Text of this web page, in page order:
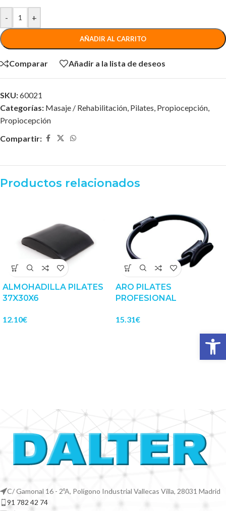
- +
AÑADIR AL CARRITO
Comparar Añadir a la lista de deseos
SKU:60021
Categorías: Masaje / Rehabilitación Pilates Propiocepción
Propiocepción
Compartir:
Productos relacionados
ALMOHADILLA PILATES
37X30X6
12.10€
ARO PILATES
PROFESIONAL
15.31€
C/ Gamonal 16 - 2ºA, Polígono Industrial Vallecas Villa, 28031 Madrid
91 782 42 74
Abrir